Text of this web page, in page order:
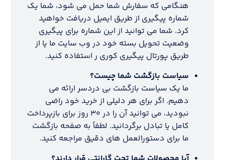
هنگامی که سفارش شما حمل می شود، شما یک
شماره پیگیری از طریق ایمیل دریافت خواهید
کرد. شما می توانید از این شماره برای پیگیری
وضعیت تحویل بسته خود در وب سایت ما یا از
طریق پورتال پیگیری کوری ر استفاده کنید.
سیاست بازگشت شما چیست؟
ما یک سیاست بازگشت بی دردسر ارائه می
دهیم. اگر برای هر دلیلی از خرید خود راضی
نبودید، می توانید آن را در ۳۰ روز برای بازپرداخت
کامل یا تبادل برگردانید. لطفاً به صفحه بازگشت
ما برای دستورالعمل های دقیق مراجعه کنید.